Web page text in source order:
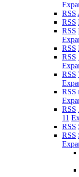
RSS
RSS
RSS
RSS
RSS
RSS
RSS
RSS
11
RSS
RSS